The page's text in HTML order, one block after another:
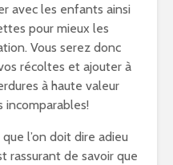
avec les enfants ainsi
pour mieux les
Vous serez donc
récoltes et ajouter à
à haute valeur
l’on doit dire adieu
rassurant de savoir que